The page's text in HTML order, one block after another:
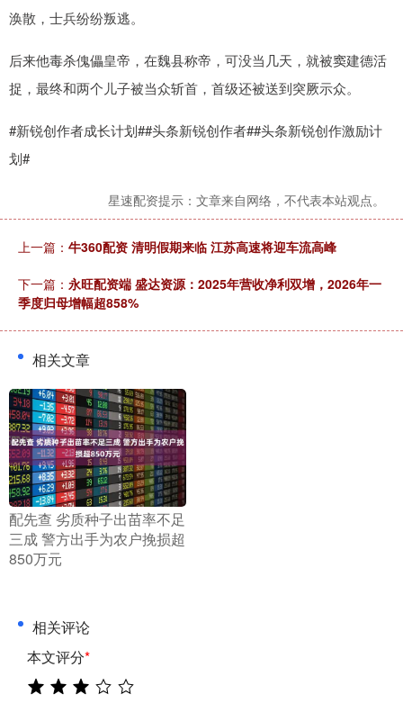
涣散，士兵纷纷叛逃。
后来他毒杀傀儡皇帝，在魏县称帝，可没当几天，就被窦建德活
捉，最终和两个儿子被当众斩首，首级还被送到突厥示众。
#新锐创作者成长计划##头条新锐创作者##头条新锐创作激励计
划#
星速配资提示：文章来自网络，不代表本站观点。
上一篇： 牛360配资 清明假期来临 江苏高速将迎车流高峰
下一篇： 永旺配资端 盛达资源：2025年营收净利双增，2026年一
季度归母增幅超858%
相关文章
​配先查 劣质种子出苗率不足
三成 警方出手为农户挽损超
850万元
相关评论
本文评分*